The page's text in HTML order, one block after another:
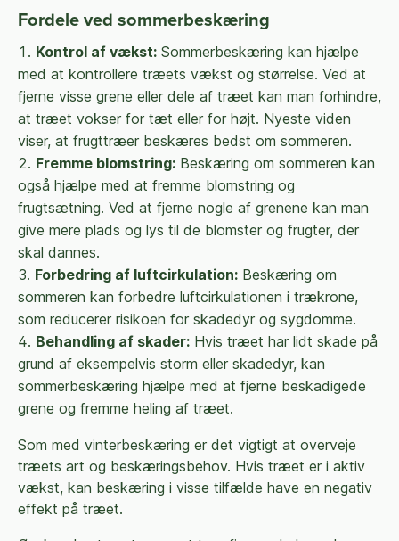
Fordele ved sommerbeskæring
Kontrol af vækst: Sommerbeskæring kan hjælpe
med at kontrollere træets vækst og størrelse. Ved at
fjerne visse grene eller dele af træet kan man forhindre,
at træet vokser for tæt eller for højt. Nyeste viden
viser, at frugttræer beskæres bedst om sommeren.
Fremme blomstring: Beskæring om sommeren kan
også hjælpe med at fremme blomstring og
frugtsætning. Ved at fjerne nogle af grenene kan man
give mere plads og lys til de blomster og frugter, der
skal dannes.
Forbedring af luftcirkulation: Beskæring om
sommeren kan forbedre luftcirkulationen i trækrone,
som reducerer risikoen for skadedyr og sygdomme.
Behandling af skader: Hvis træet har lidt skade på
grund af eksempelvis storm eller skadedyr, kan
sommerbeskæring hjælpe med at fjerne beskadigede
grene og fremme heling af træet.
Som med vinterbeskæring er det vigtigt at overveje
træets art og beskæringsbehov. Hvis træet er i aktiv
vækst, kan beskæring i visse tilfælde have en negativ
effekt på træet.